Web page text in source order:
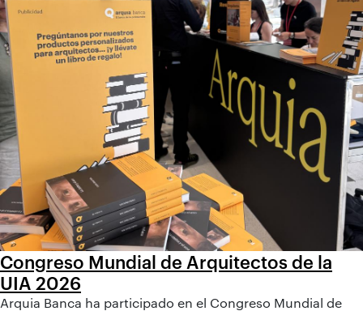
Congreso Mundial de Arquitectos de la
UIA 2026
Arquia Banca ha participado en el Congreso Mundial de